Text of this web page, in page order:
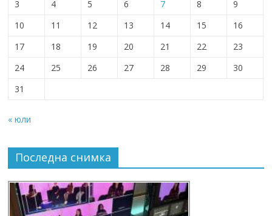
3
4 5 6 7 8
9
10
11 12 13 14 15
16
17
18 19 20 21 22
23
24
25 26 27 28 29
30
31
« юли
Последна снимка